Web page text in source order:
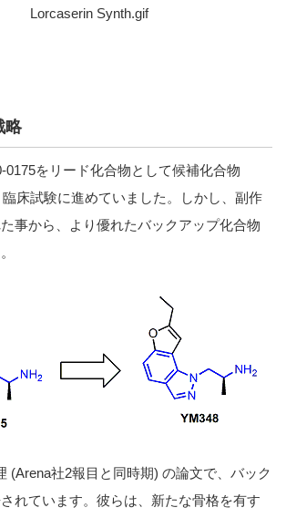
略
0175をリード化合物として候補化合物
床試験に進めていました。しかし、副作
事から、より優れたバックアップ化合物
社2報目と同時期) の論文で、バック
れています。彼らは、新たな骨格を有す